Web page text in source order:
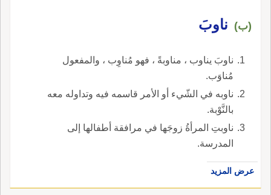
(ب) ناوبَ
ناوبَ يناوب ، مناوبةً ، فهو مُناوِب ، والمفعول
مُناوَب.
ناوبه في الشّيء أو الأمر قاسمه فيه وتداوله معه
بالنَّوْبة.
ناوبتِ المرأةُ زوجَها في مرافقة أطفالها إلى
المدرسة.
عرض المزيد